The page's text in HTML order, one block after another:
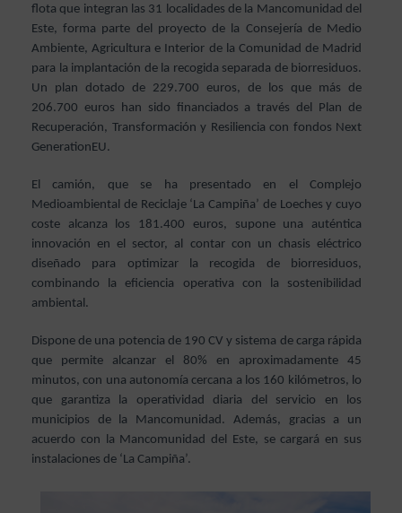
flota que integran las 31 localidades de la Mancomunidad del
Este, forma parte del proyecto de la Consejería de Medio
Ambiente, Agricultura e Interior de la Comunidad de Madrid
para la implantación de la recogida separada de biorresiduos.
Un plan dotado de 229.700 euros, de los que más de
206.700 euros han sido financiados a través del Plan de
Recuperación, Transformación y Resiliencia con fondos Next
GenerationEU.
El camión, que se ha presentado en el Complejo
Medioambiental de Reciclaje ‘La Campiña’ de Loeches y cuyo
coste alcanza los 181.400 euros, supone una auténtica
innovación en el sector, al contar con un chasis eléctrico
diseñado para optimizar la recogida de biorresiduos,
combinando la eficiencia operativa con la sostenibilidad
ambiental.
Dispone de una potencia de 190 CV y sistema de carga rápida
que permite alcanzar el 80% en aproximadamente 45
minutos, con una autonomía cercana a los 160 kilómetros, lo
que garantiza la operatividad diaria del servicio en los
municipios de la Mancomunidad. Además, gracias a un
acuerdo con la Mancomunidad del Este, se cargará en sus
instalaciones de ‘La Campiña’.